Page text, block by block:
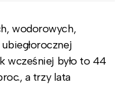
wodorowych,
wcześniej było to 44
a trzy lata